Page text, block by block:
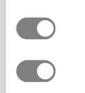
טבעי
לאורך זמן.
צינורות